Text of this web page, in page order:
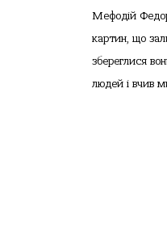
Мефодій
картин, що
збереглися
людей і вчив